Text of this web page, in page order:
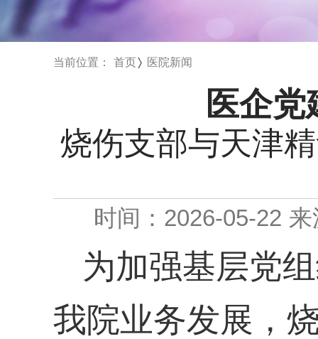
当前位置： 首页 医院新闻
医企
烧伤支部与天津
时间：2026-05-22
为加强基层党
我院业务发展，